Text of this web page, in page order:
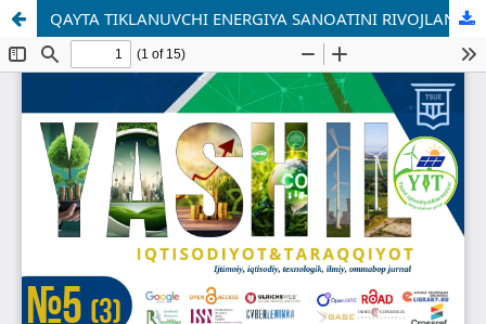
QAYTA TIKLANUVCHI ENERGIYA SANOATINI RIVOJLANTIRISHNING IQTISODIY MEXANIZMLARI VA SAMARADORLIKNI OSHIRISH YO‘NALISHLARI